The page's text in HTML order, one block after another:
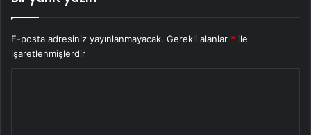
E-posta adresiniz yayınlanmayacak. Gerekli alanlar * ile
işaretlenmişlerdir